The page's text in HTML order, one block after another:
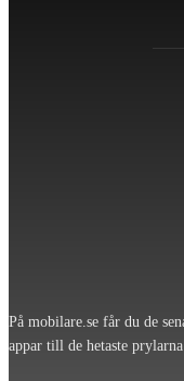
På mobilare.se får du de
appar till de hetaste